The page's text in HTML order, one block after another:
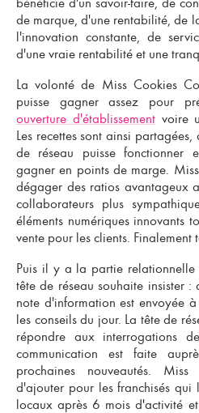
de marque, d'une rentabilité, de
l'innovation constante, de
d'une vraie rentabilité et une
La volonté de Miss Cookies
puisse gagner assez pour
ouverture d'établissementvoire
Les recettes sont ainsi
de réseau puisse fonctionner
gagner en points de marge.
dégager des ratios avantageux
collaborateurs plus
éléments numériques innovants
vente pour les clients. Finalement
Puis il y a la partie
tête de réseau souhaite insister :
note d'information est envoyée
les conseils du jour. La tête de
répondre aux interrogations
communication est faite
prochaines nouveautés.
d'ajouter pour les franchisés qui
locaux après 6 mois d'activité